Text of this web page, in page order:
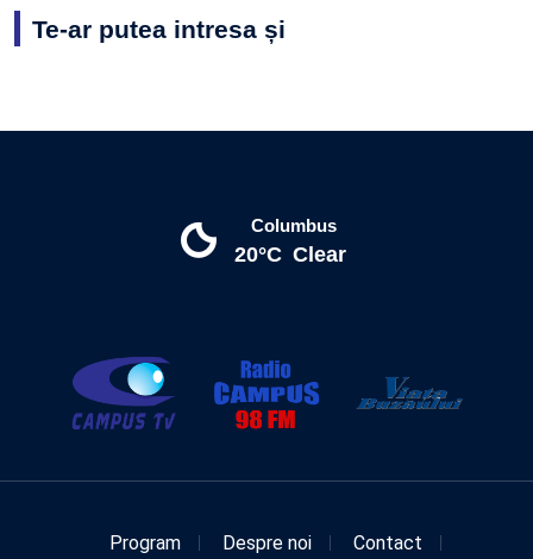
Te-ar putea intresa și
Columbus
20°C Clear
Program Despre noi
Contact